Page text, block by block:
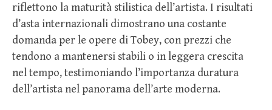
riflettono la maturità stilistica dell’artista. I risultati
d’asta internazionali dimostrano una costante
domanda per le opere di Tobey, con prezzi che
tendono a mantenersi stabili o in leggera crescita
nel tempo, testimoniando l’importanza duratura
dell’artista nel panorama dell’arte moderna.